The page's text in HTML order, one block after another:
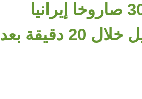
- الإذاعة الإسرائيلية: 30 صاروخا إيرانيا
سقط على دفعتين وسط إسرائيل خلال 20 دقيقة بعد